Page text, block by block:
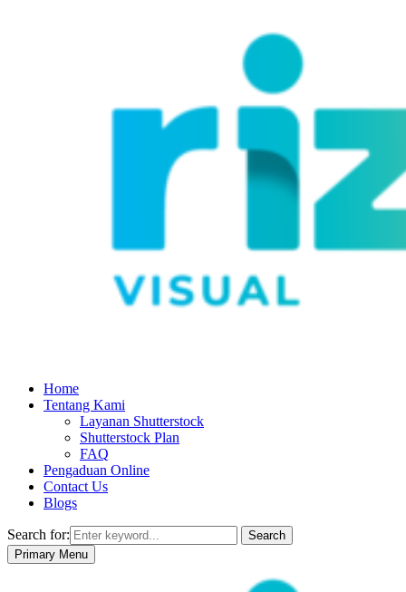
Home
Tentang Kami
Layanan Shutterstock
Shutterstock Plan
FAQ
Pengaduan Online
Contact Us
Blogs
Search for:
Search
Primary Menu